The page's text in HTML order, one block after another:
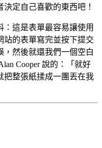
定自己喜歡的東西吧！
這是表單最容易讓使用
站的表單寫完並按下提交
，然後就還我們一個空白
Cooper 說的：「就好
把整張紙揉成一團丟在我